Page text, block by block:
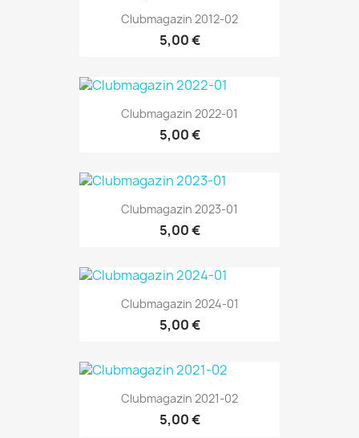
Clubmagazin 2012-02
5,00 €
Clubmagazin 2022-01
5,00 €
Clubmagazin 2023-01
5,00 €
Clubmagazin 2024-01
5,00 €
Clubmagazin 2021-02
5,00 €